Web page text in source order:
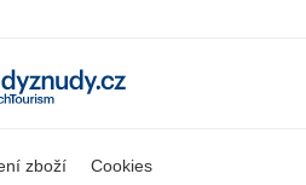
zboží
Cookies